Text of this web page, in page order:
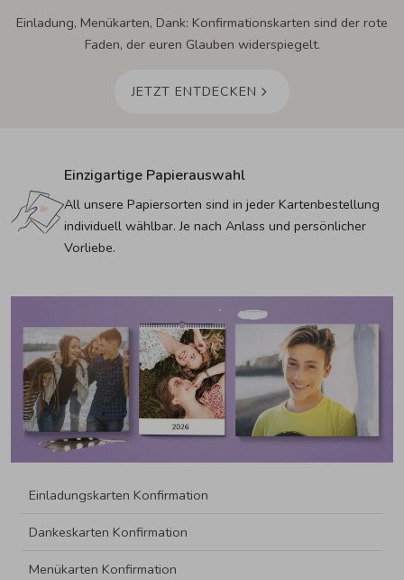
Einladung, Menükarten, Dank: Konfirmationskarten sind der rote
Faden, der euren Glauben widerspiegelt.
JETZT ENTDECKEN
Einzigartige Papierauswahl
All unsere Papiersorten sind in jeder Kartenbestellung
individuell wählbar. Je nach Anlass und persönlicher
Vorliebe.
Einladungskarten Konfirmation
Dankeskarten Konfirmation
Menükarten Konfirmation